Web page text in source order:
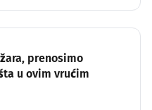
prenosimo
u ovim vrućim